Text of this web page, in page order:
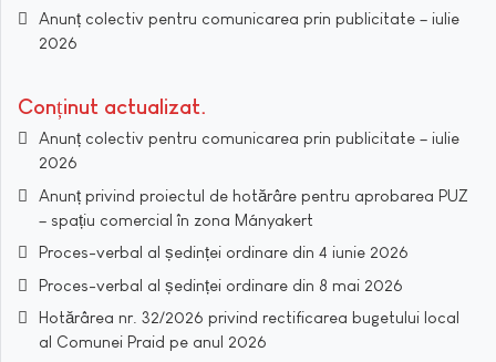
Anunț colectiv pentru comunicarea prin publicitate – iulie
2026
Conținut actualizat
Anunț colectiv pentru comunicarea prin publicitate – iulie
2026
Anunț privind proiectul de hotărâre pentru aprobarea PUZ
– spațiu comercial în zona Mányakert
Proces-verbal al ședinței ordinare din 4 iunie 2026
Proces-verbal al ședinței ordinare din 8 mai 2026
Hotărârea nr. 32/2026 privind rectificarea bugetului local
al Comunei Praid pe anul 2026